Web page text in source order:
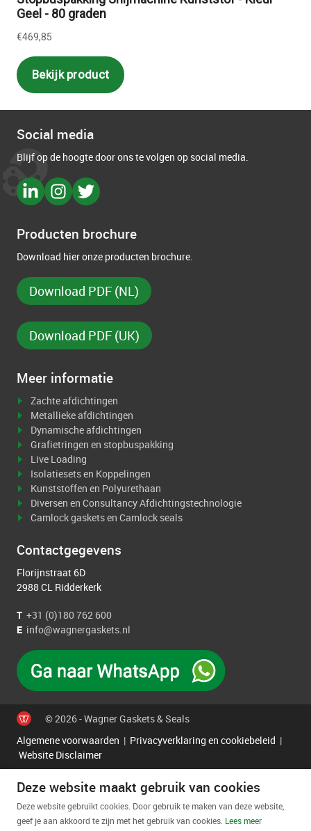
Social media
Blijf op de hoogte door ons te volgen op social media.
Producten brochure
Download hier onze producten brochure.
Download PDF (NL)
Download PDF (UK)
Meer informatie
Zachte afdichtingen
Metallieke afdichtingen
Dynamische afdichtingen
Grafietringen en stopbuspakking
Live Loading
Isolatiesets en Koppelingen
Kunststoffen en Polyurethaan
Diversen en Consultancy Afdichtingstechnologie
Camlock gaskets en Camlock seals
Contactgegevens
Florijnstraat 6D
2988 CL Ridderkerk
T +31 (0)180 762 600
E info@wagnergaskets.nl
© 2026 - Wagner Gaskets & Seals
Algemene voorwaarden | Privacyverklaring en cookiebeleid |
Website Disclaimer
Deze website maakt gebruik van cookies
Deze website gebruikt cookies. Door gebruik te maken van deze website,
geef je aan akkoord te zijn met het gebruik van cookies. Lees meer